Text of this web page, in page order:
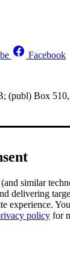
Facebook
Box 510,
similar
delivering
experience.
policy for